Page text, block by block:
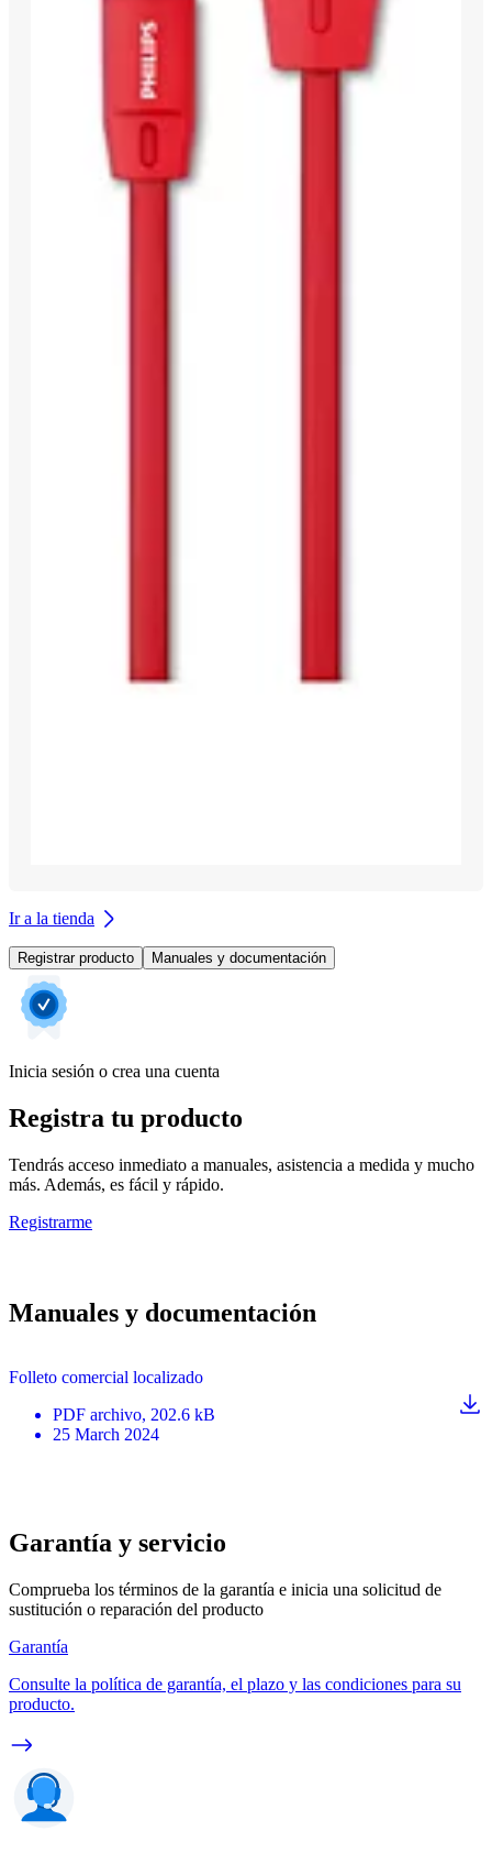
Ir a la tienda
Registrar producto Manuales y documentación
Inicia sesión o crea una cuenta
Registra tu producto
Tendrás acceso inmediato a manuales, asistencia a medida y mucho
más. Además, es fácil y rápido.
Registrarme
Manuales y documentación
Folleto comercial localizado
PDF archivo, 202.6 kB
25 March 2024
Garantía y servicio
Comprueba los términos de la garantía e inicia una solicitud de
sustitución o reparación del producto
Garantía
Consulte la política de garantía, el plazo y las condiciones para su
producto.